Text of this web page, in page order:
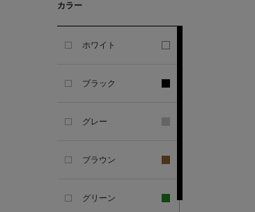
AKIKO OGAWA.
ALBERT THURSTON
ALESSANDRO
カラー
ホワイト
ブラック
グレー
ブラウン
グリーン